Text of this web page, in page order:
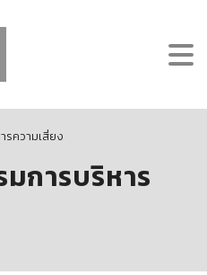
ความเสี่ยง
การบริหาร